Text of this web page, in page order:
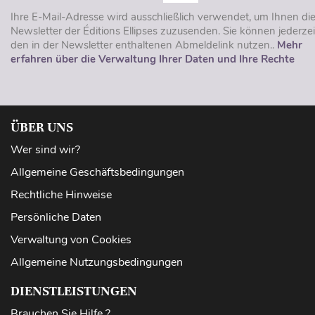
Ihre E-Mail-Adresse wird ausschließlich verwendet, um Ihnen die
Newsletter der Éditions Ellipses zuzusenden. Sie können
den in der Newsletter enthaltenen Abmeldelink nutzen.. Mehr
erfahren über die Verwaltung Ihrer Daten und Ihre Rechte
ÜBER UNS
Wer sind wir?
Allgemeine Geschäftsbedingungen
Rechtliche Hinweise
Persönliche Daten
Verwaltung von Cookies
Allgemeine Nutzungsbedingungen
DIENSTLEISTUNGEN